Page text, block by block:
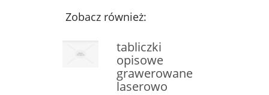
Zobacz również:
tabliczki
opisowe
grawerowane
laserowo